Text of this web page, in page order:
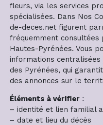
fleurs, via les services
spécialisées. Dans Nos
de-deces.net figurent
fréquemment consultées
Hautes-Pyrénées. Vous
informations centralisées
des Pyrénées, qui
des annonces sur le
Éléments à vérifier :
– identité et lien familial
– date et lieu du décès